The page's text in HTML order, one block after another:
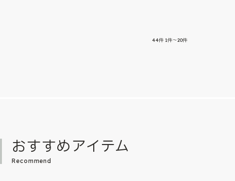
44件 1件～20件
おすすめアイテム
Recommend